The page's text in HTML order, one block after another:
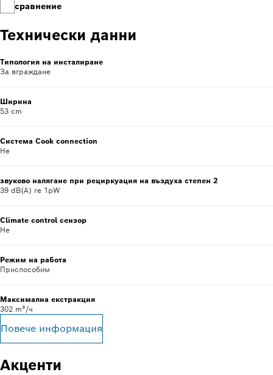
сравнение
Технически данни
Типология на инсталиране
За вграждане
Ширина
53 cm
Система Cook connection
Не
звуково налягане при рециркуация на въздуха степен 2
39 dB(A) re 1pW
Climate control сензор
Не
Режим на работа
Приспособим
Максимална екстракция
302 m³/ч
Повече информация
Акценти